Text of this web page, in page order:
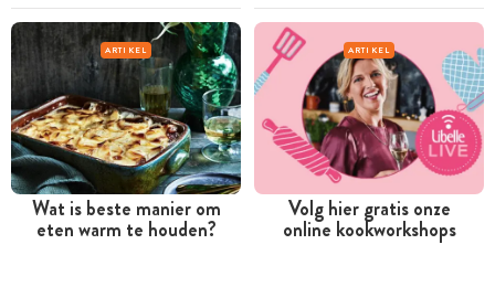
ARTIKEL
Wat is beste manier om
eten warm te houden?
ARTIKEL
Volg hier gratis onze
online kookworkshops